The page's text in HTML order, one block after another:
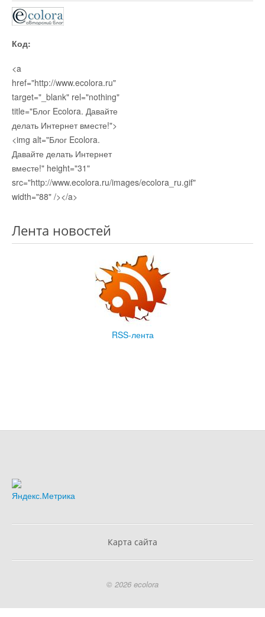
Код:
<a
href="http://www.ecolora.ru"
target="_blank" rel="nothing"
title="Блог Ecolora. Давайте
делать Интернет вместе!">
<img alt="Блог Ecolora.
Давайте делать Интернет
вместе!" height="31"
src="http://www.ecolora.ru/images/ecolora_ru.gif"
width="88" /></a>
Лента новостей
RSS-лента
Карта сайта
© 2026 ecolora